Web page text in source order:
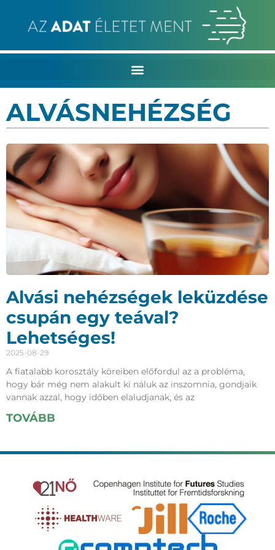
ALVÁSNEHÉZSÉG
Alvási nehézségek leküzdése
csupán egy teával?
Lehetséges!
2025-08-29
A fiatalabb korosztály köreiben előfordul az a probléma,
hogy bár még nem alakult ki náluk az inszomnia, gondjaik
vannak azzal, hogy időben elaludjanak, és az
TOVÁBB